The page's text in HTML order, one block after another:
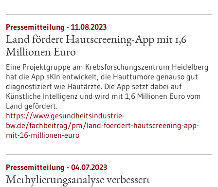
Pressemitteilung - 11.08.2023
Land fördert Hautscreening-App mit 1,6
Millionen Euro
Eine Projektgruppe am Krebsforschungszentrum Heidelberg
hat die App sKIn entwickelt, die Hauttumore genauso gut
diagnostiziert wie Hautärzte. Die App setzt dabei auf
Künstliche Intelligenz und wird mit 1,6 Millionen Euro vom
Land gefördert.
https://www.gesundheitsindustrie-
bw.de/fachbeitrag/pm/land-foerdert-hautscreening-app-
mit-16-millionen-euro
Pressemitteilung - 04.07.2023
Methylierungsanalyse verbessert